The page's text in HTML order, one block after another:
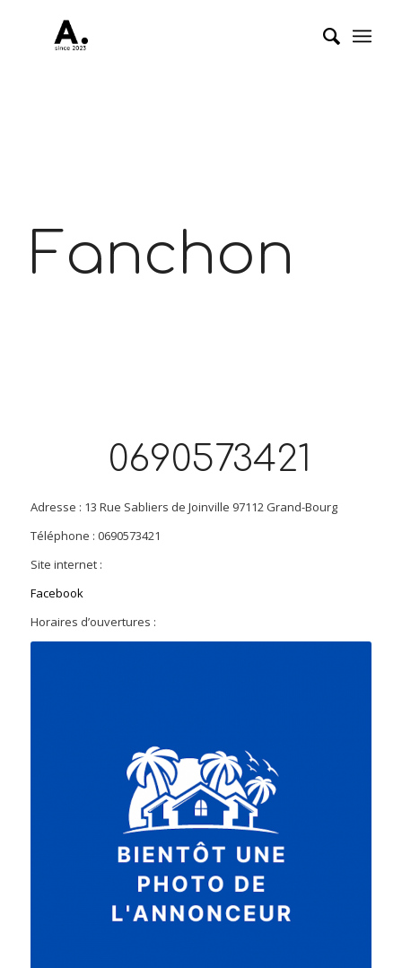
Fanchon
0690573421
Adresse : 13 Rue Sabliers de Joinville 97112 Grand-Bourg
Téléphone : 0690573421
Site internet :
Facebook
Horaires d’ouvertures :